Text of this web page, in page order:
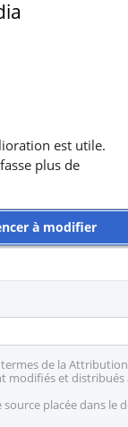
de la
modifiés et
placée dans le
est utile.
plus de
à modifier